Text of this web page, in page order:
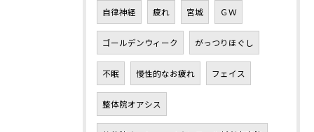
自律神経 疲れ 宮城 ＧＷ
ゴールデンウィーク がっつりほぐし
不眠 慢性的なお疲れ フェイス
整体院オアシス